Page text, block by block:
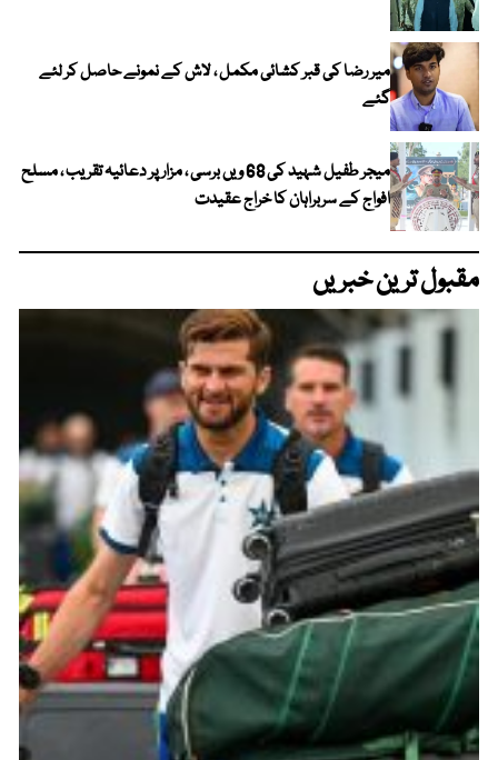
میر رضا کی قبر کشائی مکمل ، لاش کے نمونے حاصل کر لئے
گئے
میجر طفیل شہید کی 68 ویں برسی ، مزار پر دعائیہ تقریب ، مسلح
افواج کے سربراہان کا خراج عقیدت
مقبول ترین خبریں